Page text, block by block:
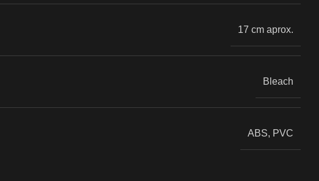
17 cm aprox.
Bleach
ABS, PVC